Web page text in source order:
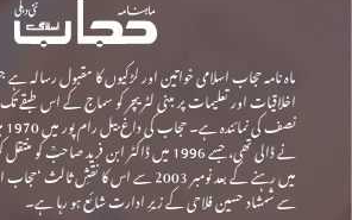
ماہ نامہ حجاب اسلامی خواتین اور لڑکیوں کا مقبول رسالہ
اخلاقیات اور تعلیمات پر مبنی لٹریچر کو سماج کے اس طبقے
نے ڈالی تھی، جسے 1996 میں ڈاکٹر ابن فرید
میں رہنے کے بعد نومبر 2003 سے اس کا نقشِ
سے شمشاد حسین فلاحی کے زیرِ ادارت شائع ہو رہا ہے۔